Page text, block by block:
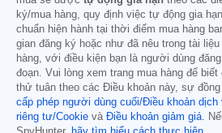
ký/mua hàng, quy định việc tự động gia
chuẩn hiện hành tại thời điểm mua hàng
gian đăng ký hoặc như đã nêu trong tài
hàng, với điều kiện bạn là người dùng
đoạn. Vui lòng xem trang mua hàng để
thử tuân theo các Điều khoản này, sự
cấp phép người dùng cuối/Điều khoản dịch
riêng tư/Cookie và Điều khoản giảm giá.